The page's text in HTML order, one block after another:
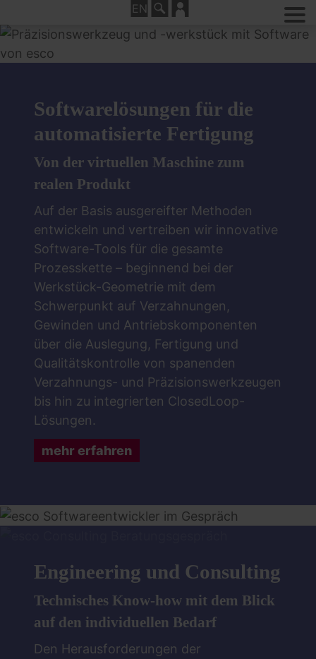
EN SucheKontakt
Softwarelösungen für die
automatisierte Fertigung
Von der virtuellen Maschine zum
realen Produkt
Auf der Basis ausgereifter Methoden
entwickeln und vertreiben wir innovative
Software-Tools für die gesamte
Prozesskette – beginnend bei der
Werkstück-Geometrie mit dem
Schwerpunkt auf Verzahnungen,
Gewinden und Antriebskomponenten
über die Auslegung, Fertigung und
Qualitätskontrolle von spanenden
Verzahnungs- und Präzisionswerkzeugen
bis hin zu integrierten ClosedLoop-
Lösungen.
mehr erfahren
Engineering und Consulting
Technisches Know-how mit dem Blick
auf den individuellen Bedarf
Den Herausforderungen der